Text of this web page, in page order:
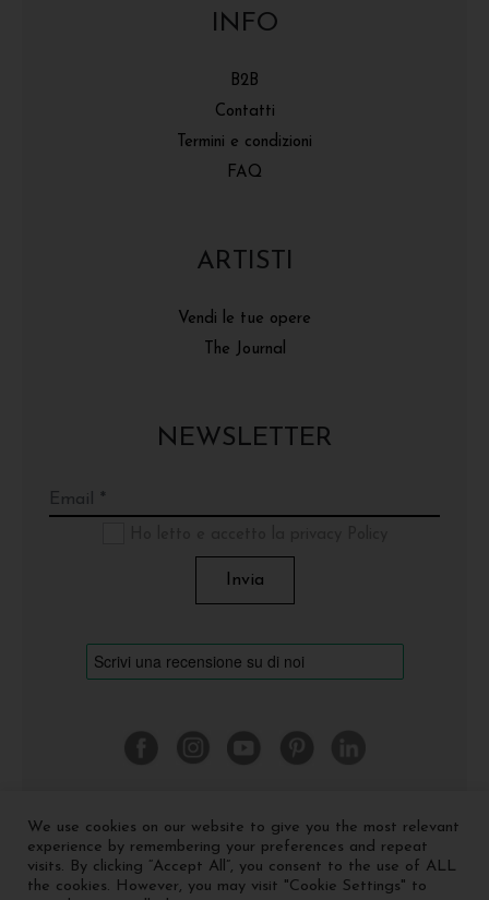
INFO
B2B
Contatti
Termini e condizioni
FAQ
ARTISTI
Vendi le tue opere
The Journal
NEWSLETTER
© 2026 Cinquerosso Arte S.r.l. a socio unico - p.Iva
04035591207 -Privacy policy-Cookie policy
We use cookies on our website to give you the most relevant
experience by remembering your preferences and repeat
visits. By clicking “Accept All”, you consent to the use of ALL
the cookies. However, you may visit "Cookie Settings" to